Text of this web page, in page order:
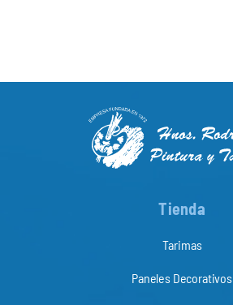
Tienda
Tarimas
Paneles Decorativos